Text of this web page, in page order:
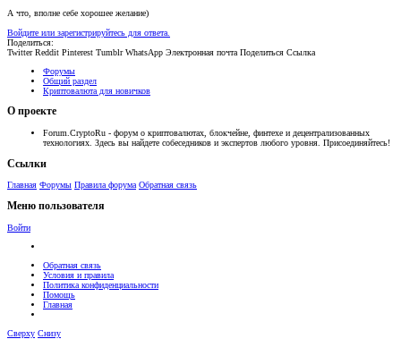
А что, вполне себе хорошее желание)
Войдите или зарегистрируйтесь для ответа.
Поделиться:
Twitter Reddit Pinterest Tumblr WhatsApp Электронная почта Поделиться Ссылка
Форумы
Общий раздел
Криптовалюта для новичков
О проекте
Forum.CryptoRu - форум о криптовалютах, блокчейне, финтехе и децентрализованных
технологиях. Здесь вы найдете собеседников и экспертов любого уровня. Присоединяйтесь!
Ссылки
Главная Форумы Правила форума Обратная связь
Меню пользователя
Войти
Обратная связь
Условия и правила
Политика конфиденциальности
Помощь
Главная
Сверху Снизу